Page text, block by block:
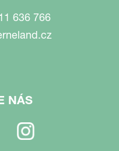
636 766
NÁS